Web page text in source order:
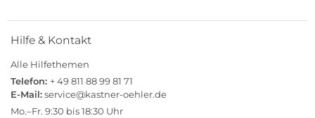
Hilfe & Kontakt
Alle Hilfethemen
Telefon: + 49 811 88 99 81 71
E-Mail:service@kastner-oehler.de
Mo.–Fr. 9:30 bis 18:30 Uhr